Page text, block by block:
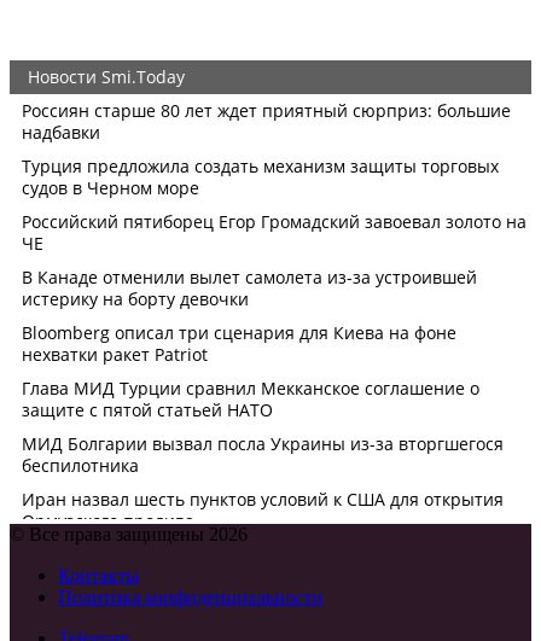
© Все права защищены 2026
Контакты
Политика конфиденциальности